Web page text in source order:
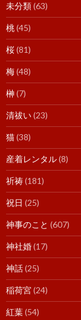
未分類(63)
桃(45)
桜(81)
梅(48)
榊(7)
清祓い(23)
猫(38)
産着レンタル(8)
祈祷(181)
祝日 (25)
神事のこと (607)
神社婚(17)
神話(25)
稲荷宮(24)
紅葉(54)